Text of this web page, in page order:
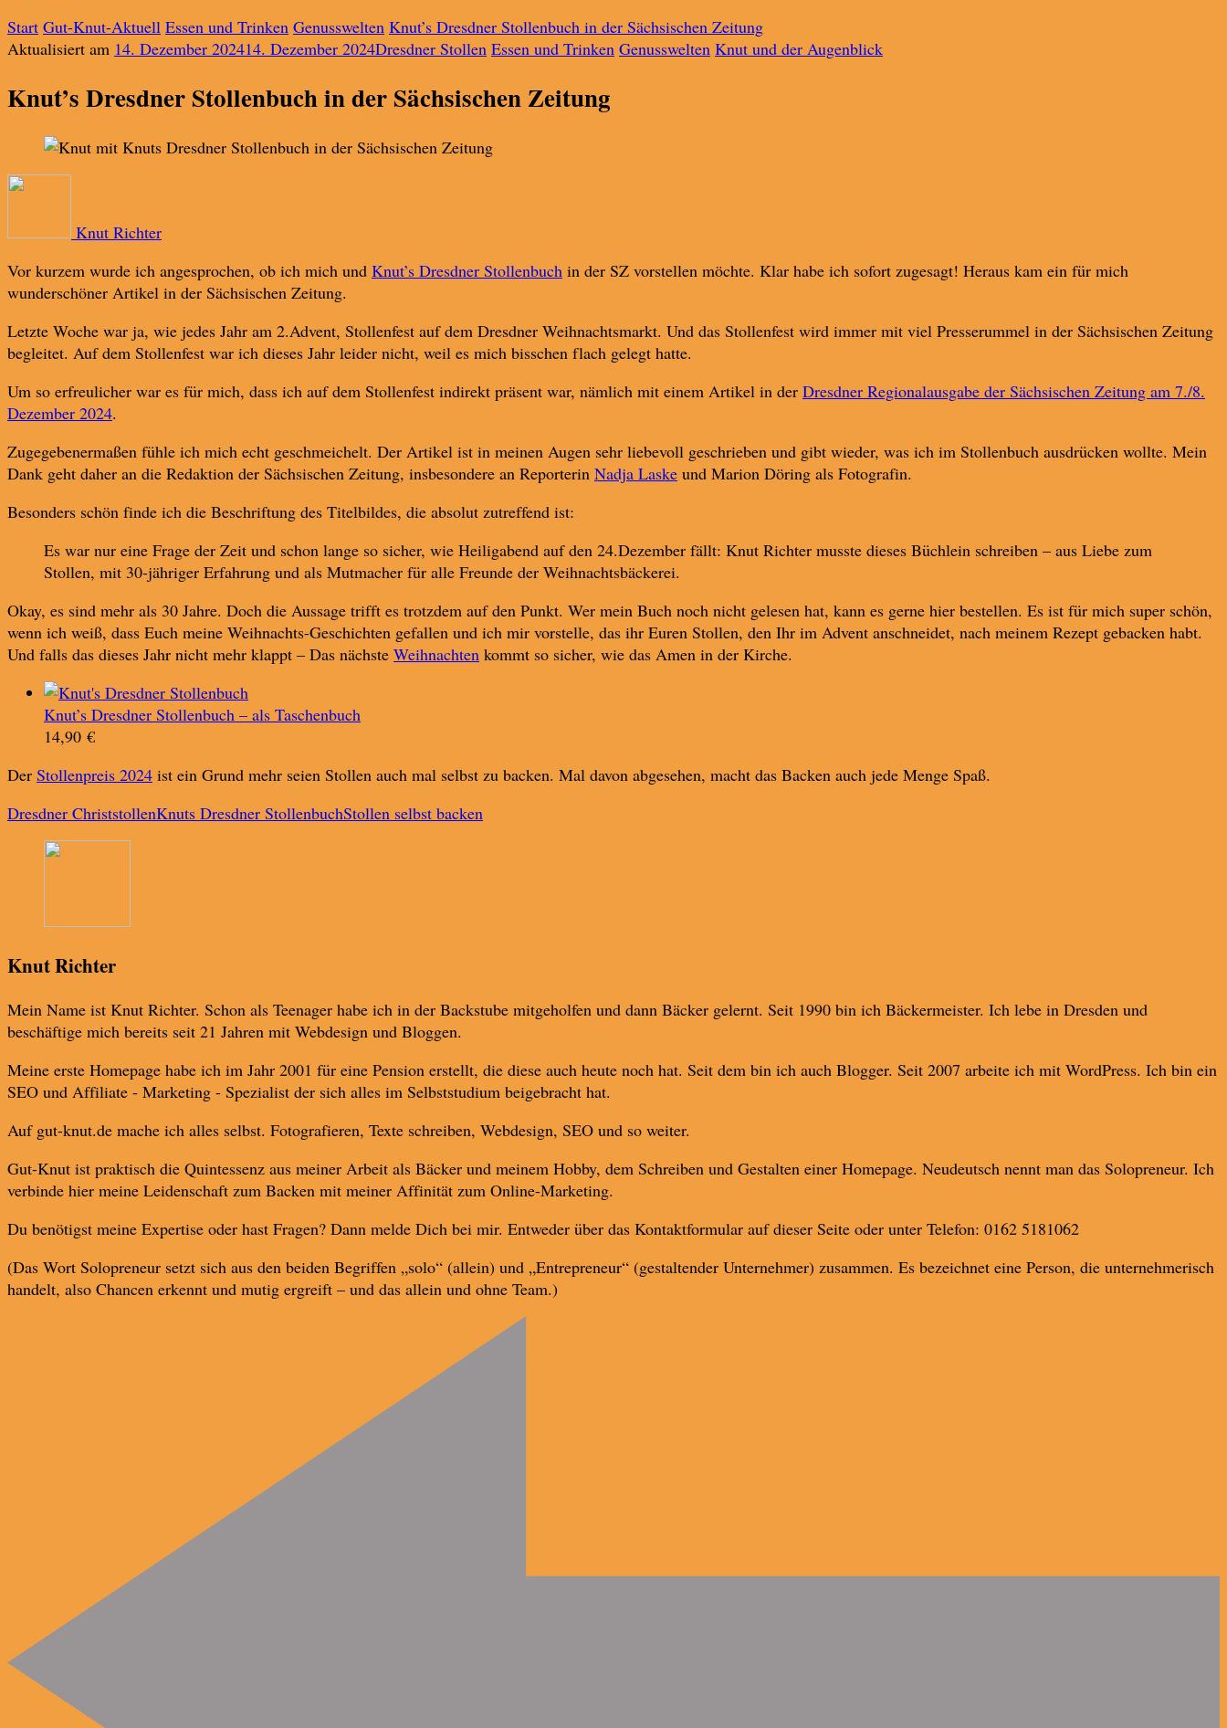
Start Gut-Knut-Aktuell Essen und Trinken Genusswelten Knut’s Dresdner Stollenbuch in der Sächsischen Zeitung
Aktualisiert am 14. Dezember 202414. Dezember 2024Dresdner Stollen Essen und Trinken Genusswelten Knut und der Augenblick
Knut’s Dresdner Stollenbuch in der Sächsischen Zeitung
Knut Richter
Vor kurzem wurde ich angesprochen, ob ich mich und Knut’s Dresdner Stollenbuch in der SZ vorstellen möchte. Klar habe ich sofort zugesagt! Heraus kam ein für mich
wunderschöner Artikel in der Sächsischen Zeitung.
Letzte Woche war ja, wie jedes Jahr am 2.Advent, Stollenfest auf dem Dresdner Weihnachtsmarkt. Und das Stollenfest wird immer mit viel Presserummel in der Sächsischen Zeitung
begleitet. Auf dem Stollenfest war ich dieses Jahr leider nicht, weil es mich bisschen flach gelegt hatte.
Um so erfreulicher war es für mich, dass ich auf dem Stollenfest indirekt präsent war, nämlich mit einem Artikel in der Dresdner Regionalausgabe der Sächsischen Zeitung am 7./8.
Dezember 2024.
Zugegebenermaßen fühle ich mich echt geschmeichelt. Der Artikel ist in meinen Augen sehr liebevoll geschrieben und gibt wieder, was ich im Stollenbuch ausdrücken wollte. Mein
Dank geht daher an die Redaktion der Sächsischen Zeitung, insbesondere an Reporterin Nadja Laske und Marion Döring als Fotografin.
Besonders schön finde ich die Beschriftung des Titelbildes, die absolut zutreffend ist:
Es war nur eine Frage der Zeit und schon lange so sicher, wie Heiligabend auf den 24.Dezember fällt: Knut Richter musste dieses Büchlein schreiben – aus Liebe zum
Stollen, mit 30-jähriger Erfahrung und als Mutmacher für alle Freunde der Weihnachtsbäckerei.
Okay, es sind mehr als 30 Jahre. Doch die Aussage trifft es trotzdem auf den Punkt. Wer mein Buch noch nicht gelesen hat, kann es gerne hier bestellen. Es ist für mich super schön,
wenn ich weiß, dass Euch meine Weihnachts-Geschichten gefallen und ich mir vorstelle, das ihr Euren Stollen, den Ihr im Advent anschneidet, nach meinem Rezept gebacken habt.
Und falls das dieses Jahr nicht mehr klappt – Das nächste Weihnachten kommt so sicher, wie das Amen in der Kirche.
Knut’s Dresdner Stollenbuch – als Taschenbuch
14,90 €
Der Stollenpreis 2024 ist ein Grund mehr seien Stollen auch mal selbst zu backen. Mal davon abgesehen, macht das Backen auch jede Menge Spaß.
Dresdner ChriststollenKnuts Dresdner StollenbuchStollen selbst backen
Knut Richter
Mein Name ist Knut Richter. Schon als Teenager habe ich in der Backstube mitgeholfen und dann Bäcker gelernt. Seit 1990 bin ich Bäckermeister. Ich lebe in Dresden und
beschäftige mich bereits seit 21 Jahren mit Webdesign und Bloggen.
Meine erste Homepage habe ich im Jahr 2001 für eine Pension erstellt, die diese auch heute noch hat. Seit dem bin ich auch Blogger. Seit 2007 arbeite ich mit WordPress. Ich bin ein
SEO und Affiliate - Marketing - Spezialist der sich alles im Selbststudium beigebracht hat.
Auf gut-knut.de mache ich alles selbst. Fotografieren, Texte schreiben, Webdesign, SEO und so weiter.
Gut-Knut ist praktisch die Quintessenz aus meiner Arbeit als Bäcker und meinem Hobby, dem Schreiben und Gestalten einer Homepage. Neudeutsch nennt man das Solopreneur. Ich
verbinde hier meine Leidenschaft zum Backen mit meiner Affinität zum Online-Marketing.
Du benötigst meine Expertise oder hast Fragen? Dann melde Dich bei mir. Entweder über das Kontaktformular auf dieser Seite oder unter Telefon: 0162 5181062
(Das Wort Solopreneur setzt sich aus den beiden Begriffen „solo“ (allein) und „Entrepreneur“ (gestaltender Unternehmer) zusammen. Es bezeichnet eine Person, die unternehmerisch
handelt, also Chancen erkennt und mutig ergreift – und das allein und ohne Team.)